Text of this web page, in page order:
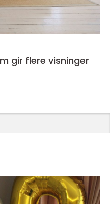
gir flere visninger